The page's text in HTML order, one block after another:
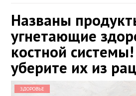
Названы
угнетающие
костной
уберите их из
ЗДОРОВЬЕ